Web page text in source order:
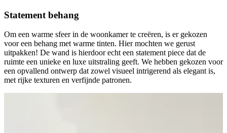
Statement behang
Om een warme sfeer in de woonkamer te creëren, is er gekozen
voor een behang met warme tinten. Hier mochten we gerust
uitpakken! De wand is hierdoor echt een statement piece dat de
ruimte een unieke en luxe uitstraling geeft. We hebben gekozen voor
een opvallend ontwerp dat zowel visueel intrigerend als elegant is,
met rijke texturen en verfijnde patronen.